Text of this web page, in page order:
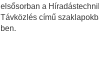
elsősorban a
Távközlés című
ben.